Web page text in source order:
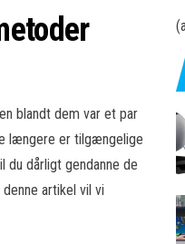
blandt dem var et par
længere er tilgængelige
du dårligt gendanne de
artikel vil vi